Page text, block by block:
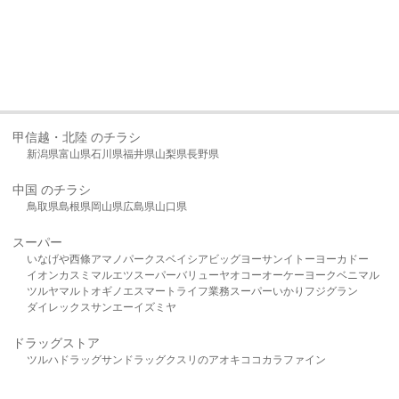
甲信越・北陸 のチラシ
新潟県富山県石川県福井県山梨県長野県
中国 のチラシ
鳥取県島根県岡山県広島県山口県
スーパー
いなげや西條アマノパークスベイシア ビッグヨーサンイトーヨーカドー
イオンカスミ マルエツスーパーバリューヤオコーオーケー ヨークベニマル
ツルヤマルト オギノ エスマート ライフ業務スーパーいかり フジグラン
ダイレックスサンエーイズミヤ
ドラッグストア
ツルハドラッグサンドラッグクスリのアオキ ココカラファイン